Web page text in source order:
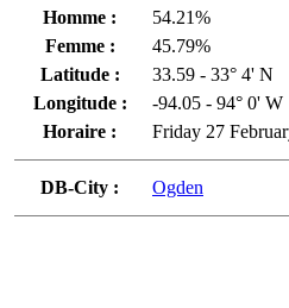
Homme :
54.21%
Femme :
45.79%
Latitude :
33.59 - 33° 4' N
Longitude :
-94.05 - 94° 0' W
Horaire :
Friday 27
DB-City : Ogden